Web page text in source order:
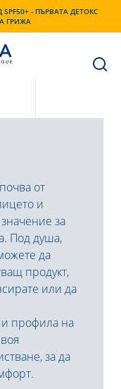
SPF50+ - ПЪРВАТА ДЕТОКС
ГРИЖА
от
и
за
Под душа,
да
продукт,
или да
профила на
за да